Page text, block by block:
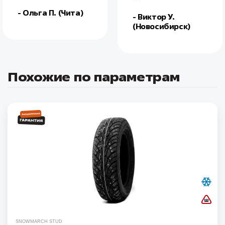
- Ольга П. (Чита)
- Виктор У.
(Новосибирск)
Похожие по параметрам
SNOWMARCH STUD